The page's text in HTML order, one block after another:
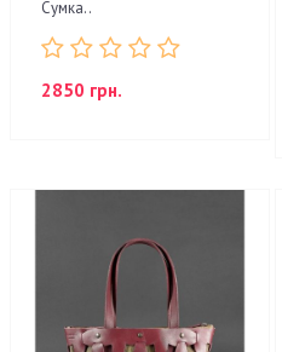
Сумка..
2850 грн.